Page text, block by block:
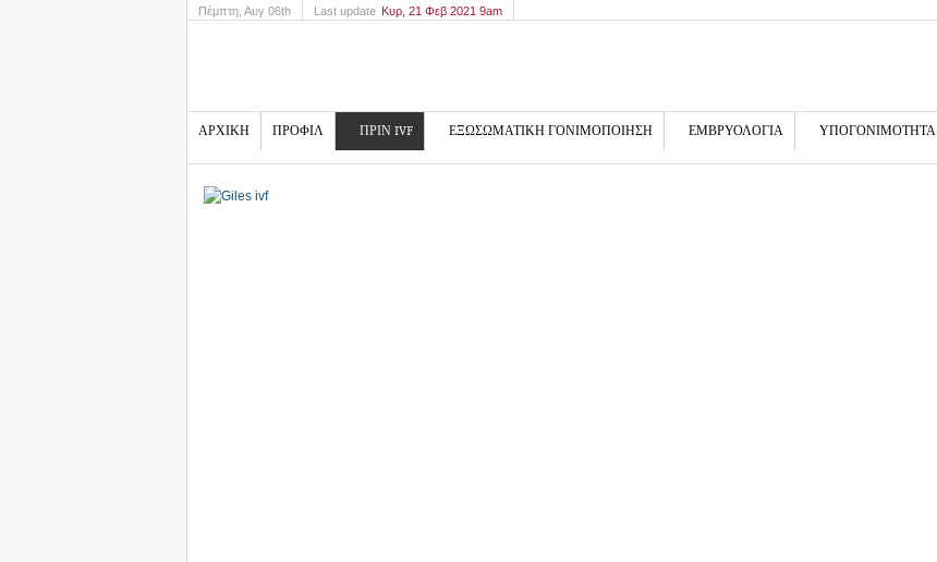
Πέμπτη , Αυγ 06th Last update Κυρ, 21 Φεβ 2021 9am
ΑΡΧΙΚΗ ΠΡΟΦΙΛ ΠΡΙΝ IVF ΕΞΩΣΩΜΑΤΙΚΗ ΓΟΝΙΜΟΠΟΙΗΣΗ ΕΜΒΡΥΟΛΟΓΙΑ ΥΠΟΓΟΝΙΜΟΤΗΤΑ